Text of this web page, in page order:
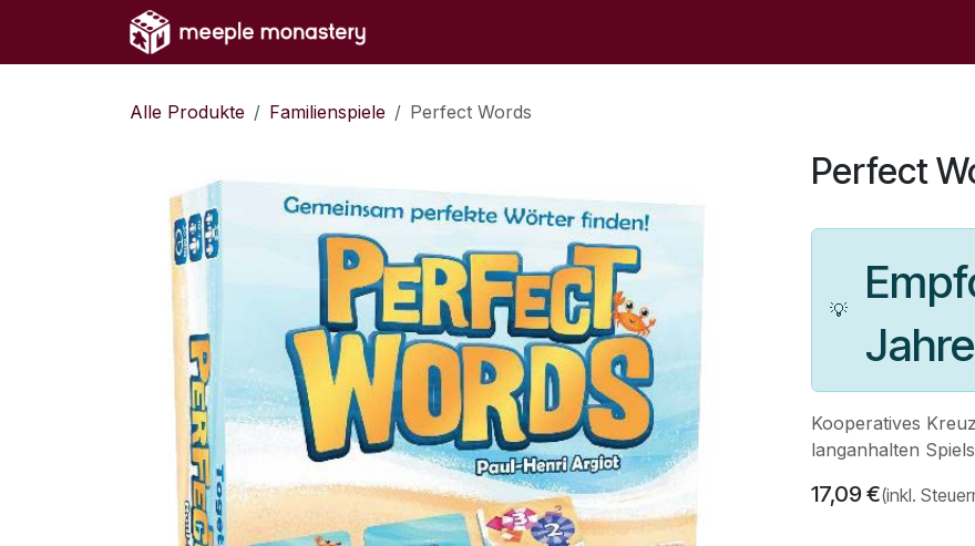
Zum Inhalt springen
Alle Produkte Familienspiele Perfect Words
Perfect
💡
Kooperatives
langanhalten
17,09€(inkl.